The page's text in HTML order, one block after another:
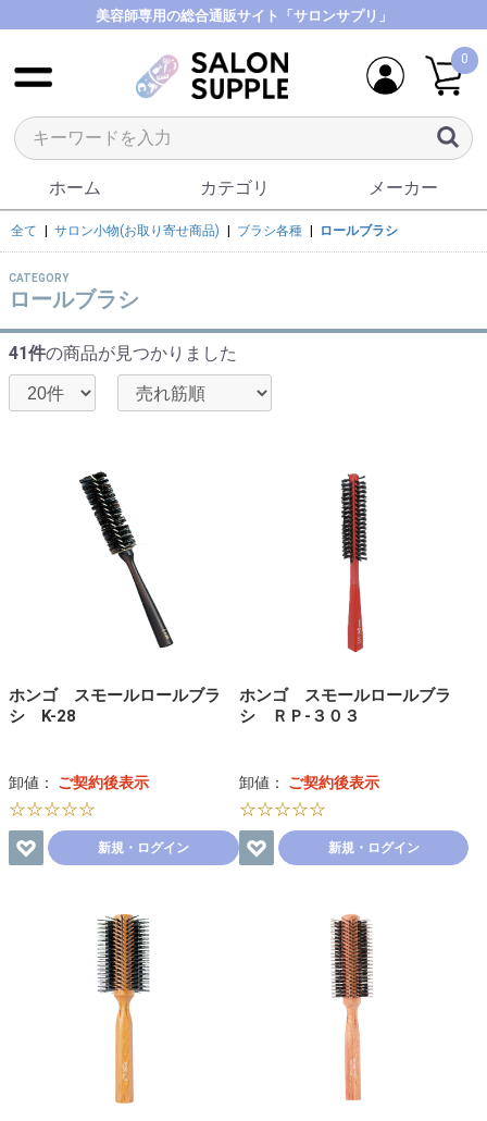
美容師専用の総合通販サイト「サロンサプリ」
0
ホーム カテゴリ メーカー
全て サロン小物(お取り寄せ商品) ブラシ各種 ロールブラシ
CATEGORY
ロールブラシ
41件の商品が見つかりました
ホンゴ スモールロールブラ
シ K-28
卸値： ご契約後表示
☆☆☆☆☆
新規・ログイン
ホンゴ スモールロールブラ
シ ＲＰ-３０３
卸値： ご契約後表示
☆☆☆☆☆
新規・ログイン